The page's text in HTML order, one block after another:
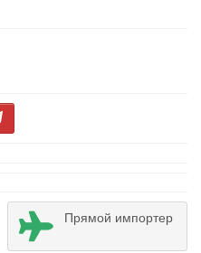
Прямой импортер